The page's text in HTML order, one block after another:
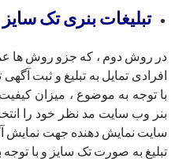
تبلیغات بنری تک
در روش دوم ، که جزو روش ها
افرادی تمایل به تبلیغ و ثبت
با توجه به موضوع ، میزان
سایت نمایش دهنده جهت نمایش
تبلیغ به صورت تک سایز و با توجه